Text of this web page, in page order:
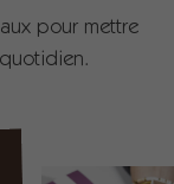
pour mettre